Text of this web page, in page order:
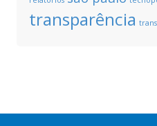
transparência